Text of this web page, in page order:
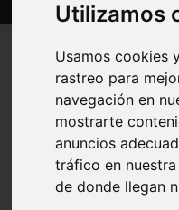
Utilizamos
Usamos cookies
rastreo para
navegación en
mostrarte
anuncios
tráfico en
de donde llegan
CALENDARIOS